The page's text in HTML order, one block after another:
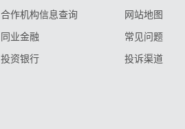
合作机构信息查询
同业金融
投资银行
网站地图
常见问题
投诉渠道